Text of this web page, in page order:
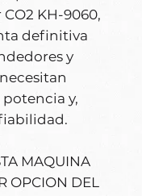
CO2 KH-9060,
definitiva
y
y,
MAQUINA
OPCION DEL